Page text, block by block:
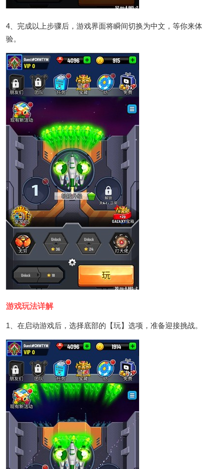
4、完成以上步骤后，游戏界面将瞬间切换为中文，等你来体
验。
游戏玩法详解
1、在启动游戏后，选择底部的【玩】选项，准备迎接挑战。